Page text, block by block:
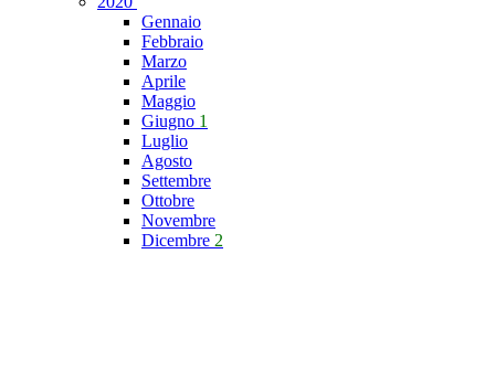
Gennaio
Febbraio
Marzo
Aprile
Maggio
Giugno 1
Luglio
Agosto
Settembre
Ottobre
Novembre
Dicembre 2